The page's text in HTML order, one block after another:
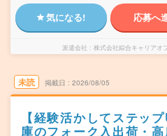
気になる! 応募へ
派遣会社 株式会社綜合キャリアオ
未読 掲載日 2026/08/05
【経験活かしてステッ
庫のフォーク入出荷・